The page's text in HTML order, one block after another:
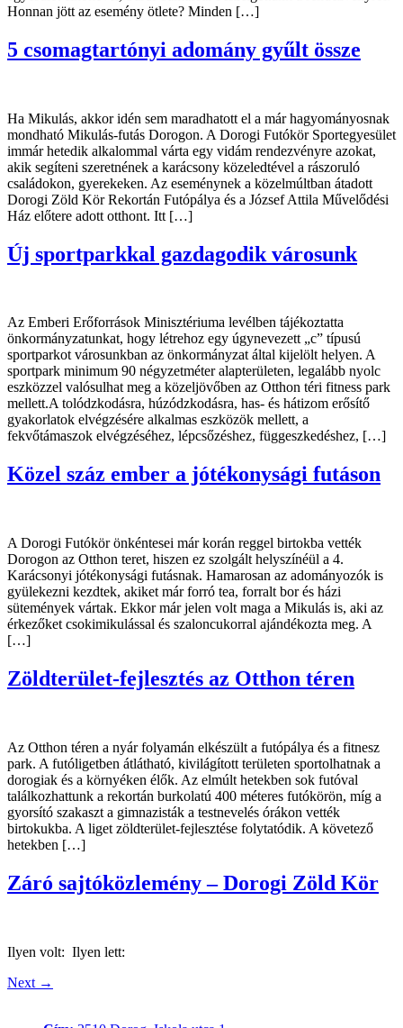
Honnan jött az esemény ötlete? Minden […]
5 csomagtartónyi adomány gyűlt össze
Ha Mikulás, akkor idén sem maradhatott el a már hagyományosnak
mondható Mikulás-futás Dorogon. A Dorogi Futókör Sportegyesület
immár hetedik alkalommal várta egy vidám rendezvényre azokat,
akik segíteni szeretnének a karácsony közeledtével a rászoruló
családokon, gyerekeken. Az eseménynek a közelmúltban átadott
Dorogi Zöld Kör Rekortán Futópálya és a József Attila Művelődési
Ház előtere adott otthont. Itt […]
Új sportparkkal gazdagodik városunk
Az Emberi Erőforrások Minisztériuma levélben tájékoztatta
önkormányzatunkat, hogy létrehoz egy úgynevezett „c” típusú
sportparkot városunkban az önkormányzat által kijelölt helyen. A
sportpark minimum 90 négyzetméter alapterületen, legalább nyolc
eszközzel valósulhat meg a közeljövőben az Otthon téri fitness park
mellett.A tolódzkodásra, húzódzkodásra, has- és hátizom erősítő
gyakorlatok elvégzésére alkalmas eszközök mellett, a
fekvőtámaszok elvégzéséhez, lépcsőzéshez, függeszkedéshez, […]
Közel száz ember a jótékonysági futáson
A Dorogi Futókör önkéntesei már korán reggel birtokba vették
Dorogon az Otthon teret, hiszen ez szolgált helyszínéül a 4.
Karácsonyi jótékonysági futásnak. Hamarosan az adományozók is
gyülekezni kezdtek, akiket már forró tea, forralt bor és házi
sütemények vártak. Ekkor már jelen volt maga a Mikulás is, aki az
érkezőket csokimikulással és szaloncukorral ajándékozta meg. A
[…]
Zöldterület-fejlesztés az Otthon téren
Az Otthon téren a nyár folyamán elkészült a futópálya és a fitnesz
park. A futóligetben átlátható, kivilágított területen sportolhatnak a
dorogiak és a környéken élők. Az elmúlt hetekben sok futóval
találkozhattunk a rekortán burkolatú 400 méteres futókörön, míg a
gyorsító szakaszt a gimnazisták a testnevelés órákon vették
birtokukba. A liget zöldterület-fejlesztése folytatódik. A követező
hetekben […]
Záró sajtóközlemény – Dorogi Zöld Kör
Ilyen volt: Ilyen lett:
Next →